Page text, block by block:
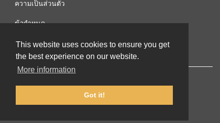
This website uses cookies to ensure you get
the best experience on our website.
More information
Got it!
ความเป็นส่วนตัว
ข้อกำหนด
ติดต่อเรา
© 2002-2026 lernu.net |Impressum